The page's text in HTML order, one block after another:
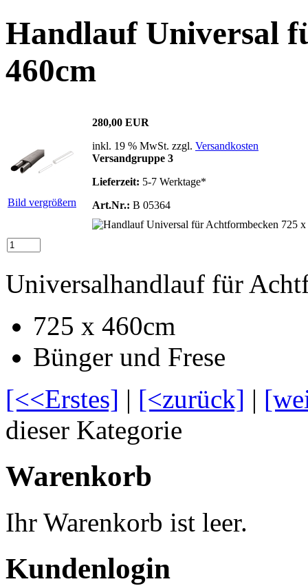
Handlauf Universal
460cm
Bild vergrößern
280,00 EUR
inkl. 19 % MwSt. zzgl. Versandkosten
Versandgruppe 3
Lieferzeit: 5-7 Werktage*
Art.Nr.: B 05364
Universalhandlauf für
725 x 460cm
Bünger und Frese
[<<Erstes] | [<zurück] |
dieser Kategorie
Warenkorb
Ihr Warenkorb ist leer.
Kundenlogin